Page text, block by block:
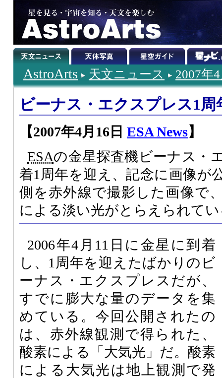
AstroArts 天文ニュース 2007年
ビーナス・エクスプレス1周
【2007年4月16日 ESA News】
ESAの金星探査機ビーナス・
着1周年を迎え、記念に画像が
側を赤外線で撮影した画像で
による淡い光がとらえられて
2006年4月11日に金星に到着
し、1周年を迎えたばかりのビ
ーナス・エクスプレスだが、
すでに膨大な量のデータを集
めている。今回公開されたの
は、赤外線観測で得られた、
酸素による「大気光」だ。酸素
による大気光は地上観測で発